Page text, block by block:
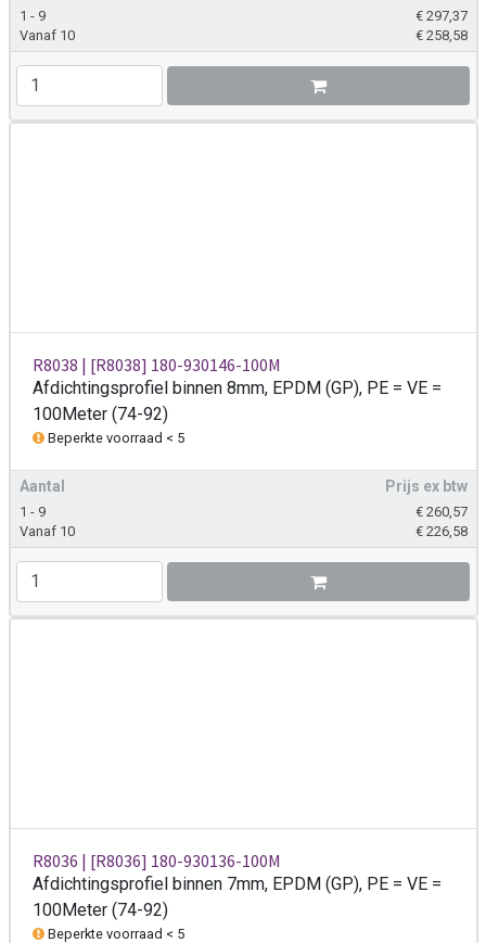
1 - 9 € 297,37
Vanaf 10
€ 258,58
R8038 | [R8038] 180-930146-100M
Afdichtingsprofiel binnen 8mm, EPDM (GP), PE = VE =
100Meter (74-92)
Beperkte voorraad < 5
Aantal Prijs ex btw
1 - 9 € 260,57
Vanaf 10
€ 226,58
R8036 | [R8036] 180-930136-100M
Afdichtingsprofiel binnen 7mm, EPDM (GP), PE = VE =
100Meter (74-92)
Beperkte voorraad < 5